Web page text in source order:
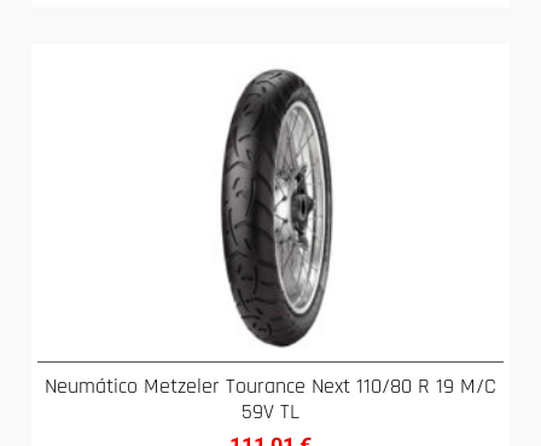
Neumático Metzeler Tourance Next 110/80 R 19 M/C
59V TL